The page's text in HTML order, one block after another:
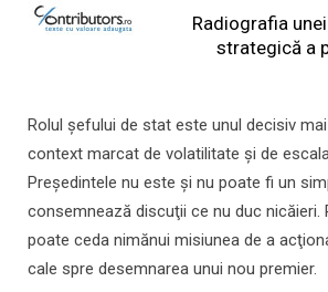
Radiografia
strategică a
Rolul şefului de stat este unul decisiv
context marcat de volatilitate şi de
Preşedintele nu este şi nu poate fi un
consemnează discuţii ce nu duc nicăieri.
poate ceda nimănui misiunea de a
cale spre desemnarea unui nou premier.